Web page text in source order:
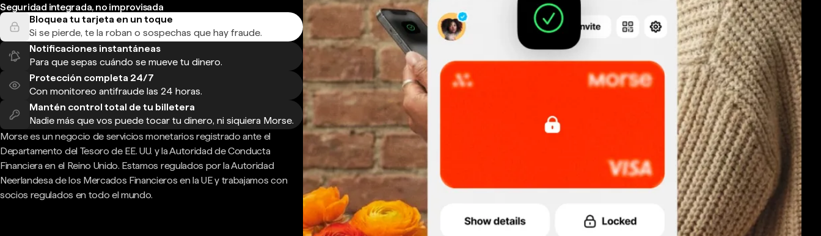
Seguridad integrada, no improvisada
Bloquea tu tarjeta en un toque
Si se pierde, te la roban o sospechas que hay fraude.
Notificaciones instantáneas
Para que sepas cuándo se mueve tu dinero.
Protección completa 24/7
Con monitoreo antifraude las 24 horas.
Mantén control total de tu billetera
Nadie más que vos puede tocar tu dinero, ni siquiera Morse.
Morse es un negocio de servicios monetarios registrado ante el
Departamento del Tesoro de EE. UU. y la Autoridad de Conducta
Financiera en el Reino Unido. Estamos regulados por la Autoridad
Neerlandesa de los Mercados Financieros en la UE y trabajamos con
socios regulados en todo el mundo.